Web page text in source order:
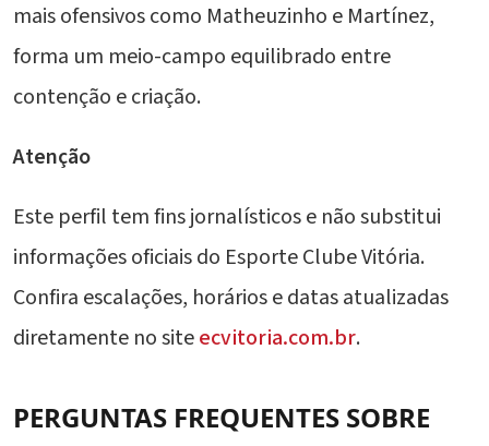
mais ofensivos como Matheuzinho e Martínez,
forma um meio-campo equilibrado entre
contenção e criação.
Atenção
Este perfil tem fins jornalísticos e não substitui
informações oficiais do Esporte Clube Vitória.
Confira escalações, horários e datas atualizadas
diretamente no siteecvitoria.com.br.
PERGUNTAS FREQUENTES SOBRE